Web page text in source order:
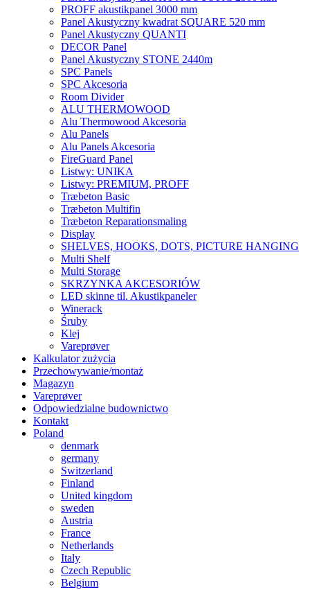
PROFF akustikpanel 3000 mm
Panel Akustyczny kwadrat SQUARE 520 mm
Panel Akustyczny QUANTI
DECOR Panel
Panel Akustyczny STONE 2440m
SPC Panels
SPC Akcesoria
Room Divider
ALU THERMOWOOD
Alu Thermowood Akcesoria
Alu Panels
Alu Panels Akcesoria
FireGuard Panel
Listwy: UNIKA
Listwy: PREMIUM, PROFF
Træbeton Basic
Træbeton Multifin
Træbeton Reparationsmaling
Display
SHELVES, HOOKS, DOTS, PICTURE HANGING
Multi Shelf
Multi Storage
SKRZYNKA AKCESORIÓW
LED skinne til. Akustikpaneler
Winerack
Śruby
Klej
Vareprøver
Kalkulator zużycia
Przechowywanie/montaż
Magazyn
Vareprøver
Odpowiedzialne budownictwo
Kontakt
Poland
denmark
germany
Switzerland
Finland
United kingdom
sweden
Austria
France
Netherlands
Italy
Czech Republic
Belgium